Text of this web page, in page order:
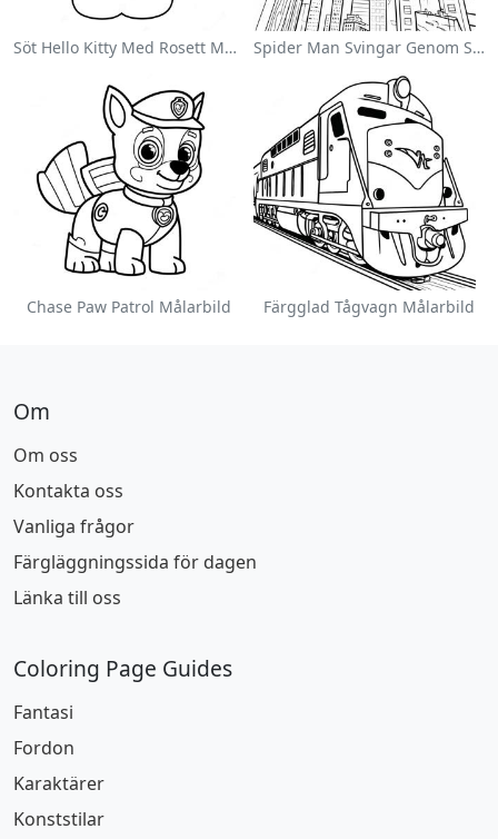
Söt Hello Kitty Med Rosett Målarbild Spider Man Svingar Genom Staden Målarbild
Chase Paw Patrol Målarbild Färgglad Tågvagn Målarbild
Om
Om oss
Kontakta oss
Vanliga frågor
Färgläggningssida för dagen
Länka till oss
Coloring Page Guides
Fantasi
Fordon
Karaktärer
Konststilar